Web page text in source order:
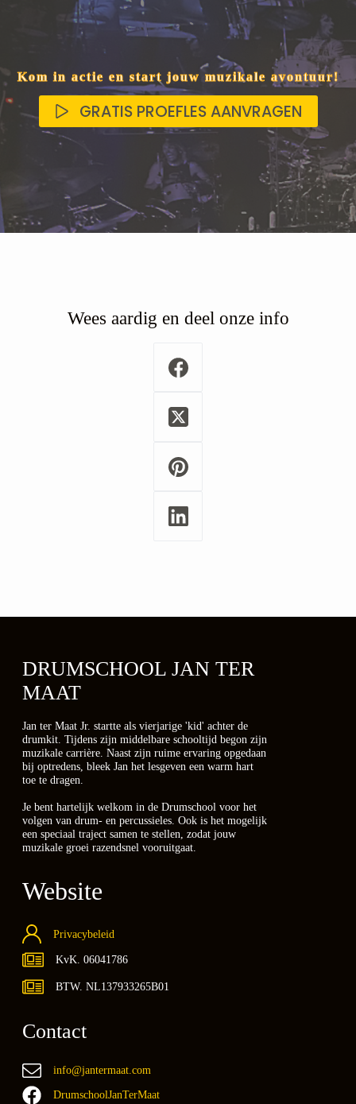
Kom in actie en start jouw muzikale avontuur!
GRATIS PROEFLES AANVRAGEN
Wees aardig en deel onze info
DRUMSCHOOL JAN TER
MAAT
Jan ter Maat Jr. startte als vierjarige 'kid' achter de
drumkit. Tijdens zijn middelbare schooltijd begon zijn
muzikale carrière. Naast zijn ruime ervaring opgedaan
bij optredens, bleek Jan het lesgeven een warm hart
toe te dragen.
Je bent hartelijk welkom in de Drumschool voor het
volgen van drum- en percussieles. Ook is het mogelijk
een speciaal traject samen te stellen, zodat jouw
muzikale groei razendsnel vooruitgaat.
Website
Privacybeleid
KvK. 06041786
BTW. NL137933265B01
Contact
info@jantermaat.com
DrumschoolJanTerMaat